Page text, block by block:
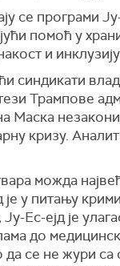
се програми
помоћ у
и
синдикати
Трампове
Маска
кризу.
можда
је у питању
Ес-ејд је
до
се не жури са